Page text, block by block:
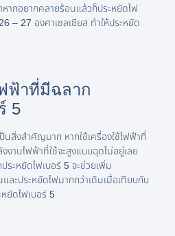
ากอยากคลายร้อนแล้วก็ประหยัดไฟ
– 27 องศาเซลเซียส ทำให้ประหยัด
ฟ้าที่มีฉลาก
5
นสิ่งสำคัญมาก หากใช้เครื่องใช้ไฟฟ้าที่
งานไฟฟ้าที่ใช้จะสูงแบบฉุดไม่อยู่เลย
ระหยัดไฟเบอร์ 5 จะช่วยเพิ่ม
ละประหยัดไฟมากกว่าเดิมเมื่อเทียบกับ
ยัดไฟเบอร์ 5